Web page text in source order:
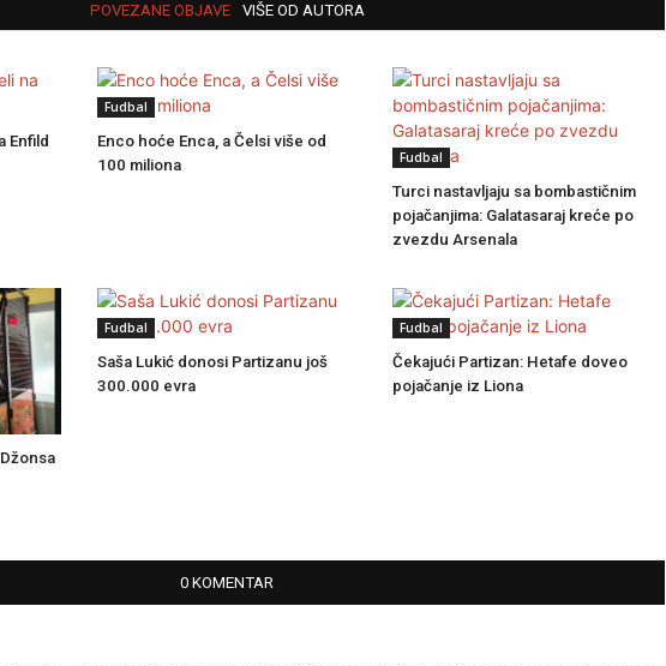
POVEZANE OBJAVE VIŠE OD AUTORA
Enfild
Fudbal
Enco hoće Enca, a Čelsi više od
100 miliona
Fudbal
Turci nastavljaju sa bombastičnim
pojačanjima: Galatasaraj kreće po
zvezdu Arsenala
Fudbal
Saša Lukić donosi Partizanu još
300.000 evra
Fudbal
Čekajući Partizan: Hetafe doveo
pojačanje iz Liona
0 KOMENTAR